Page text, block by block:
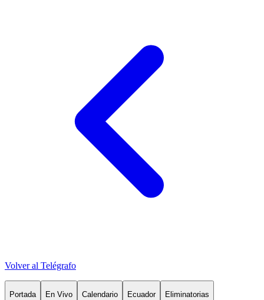
Volver al Telégrafo
Portada En Vivo Calendario Ecuador Eliminatorias